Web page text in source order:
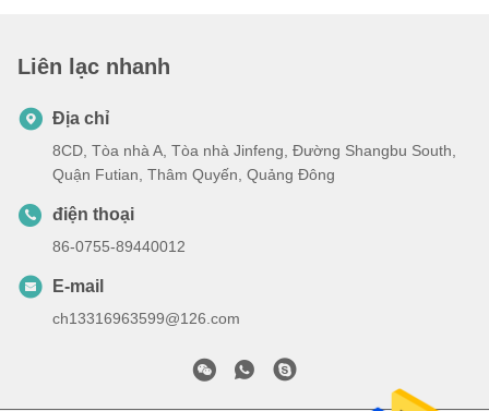
Liên lạc nhanh
Địa chỉ
8CD, Tòa nhà A, Tòa nhà Jinfeng, Đường Shangbu South,
Quận Futian, Thâm Quyến, Quảng Đông
điện thoại
86-0755-89440012
E-mail
ch13316963599@126.com